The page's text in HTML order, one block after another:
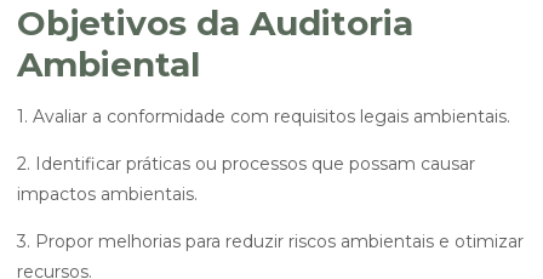
Objetivos da Auditoria
Ambiental
1. Avaliar a conformidade com requisitos legais ambientais.
2. Identificar práticas ou processos que possam causar
impactos ambientais.
3. Propor melhorias para reduzir riscos ambientais e otimizar
recursos.